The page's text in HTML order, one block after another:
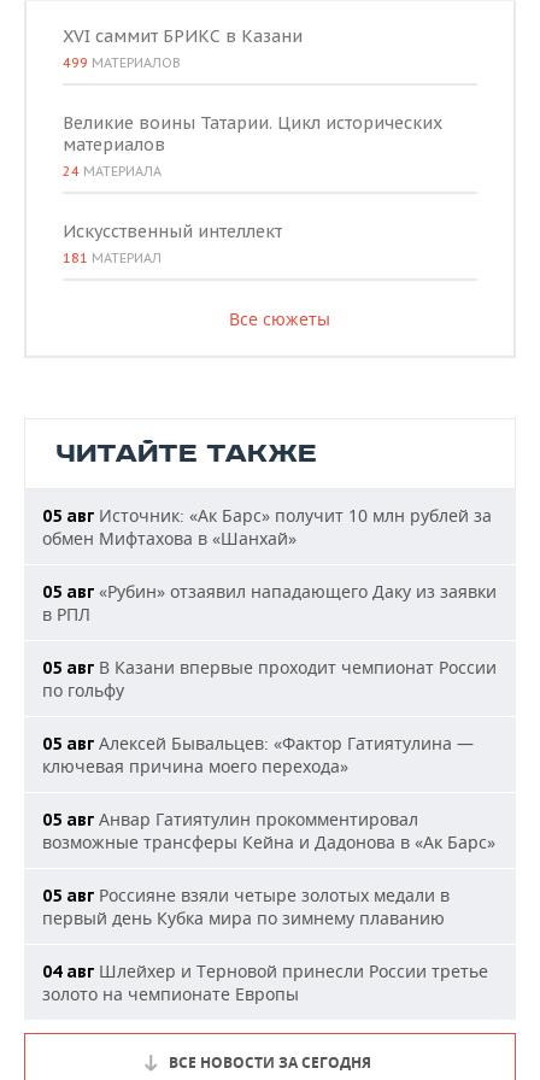
XVI саммит БРИКС в Казани
499 МАТЕРИАЛОВ
Великие воины Татарии. Цикл исторических
материалов
24 МАТЕРИАЛА
Искусственный интеллект
181 МАТЕРИАЛ
Все сюжеты
ЧИТАЙТЕ ТАКЖЕ
05 авг Источник: «Ак Барс» получит 10 млн рублей за
обмен Мифтахова в «Шанхай»
05 авг «Рубин» отзаявил нападающего Даку из заявки
в РПЛ
05 авг В Казани впервые проходит чемпионат России
по гольфу
05 авг Алексей Бывальцев: «Фактор Гатиятулина —
ключевая причина моего перехода»
05 авг Анвар Гатиятулин прокомментировал
возможные трансферы Кейна и Дадонова в «Ак Барс»
05 авг Россияне взяли четыре золотых медали в
первый день Кубка мира по зимнему плаванию
04 авг Шлейхер и Терновой принесли России третье
золото на чемпионате Европы
ВСЕ НОВОСТИ ЗА СЕГОДНЯ